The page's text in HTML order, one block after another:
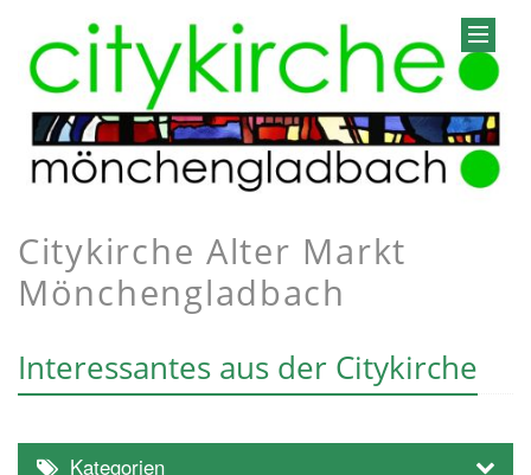
Citykirche Alter Markt
Mönchengladbach
Interessantes aus der Citykirche
Kategorien